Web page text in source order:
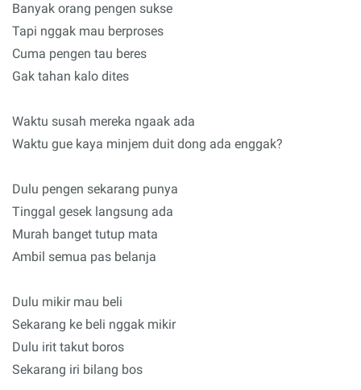
Banyak orang pengen sukse
Tapi nggak mau berproses
Cuma pengen tau beres
Gak tahan kalo dites
Waktu susah mereka ngaak ada
Waktu gue kaya minjem duit dong ada enggak?
Dulu pengen sekarang punya
Tinggal gesek langsung ada
Murah banget tutup mata
Ambil semua pas belanja
Dulu mikir mau beli
Sekarang ke beli nggak mikir
Dulu irit takut boros
Sekarang iri bilang bos